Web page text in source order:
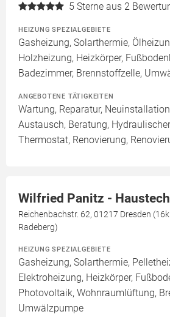
5 Sterne aus 2
HEIZUNG SPEZIALGEBIETE
Gasheizung, Solarthermie,
Holzheizung, Heizkörper,
Badezimmer, Brennstoffzelle,
ANGEBOTENE TÄTIGKEITEN
Wartung, Reparatur,
Austausch, Beratung,
Thermostat, Renovierung,
Wilfried Panitz -
Reichenbachstr. 62, 01217 Dresden
Radeberg)
HEIZUNG SPEZIALGEBIETE
Gasheizung, Solarthermie,
Elektroheizung, Heizkörper,
Photovoltaik, Wohnraumlüftung,
Umwälzpumpe